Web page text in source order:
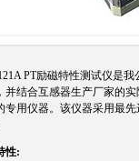
PT励磁特性测试仪是
并结合互感器生产厂家的
专用仪器。该仪器采用最
性: